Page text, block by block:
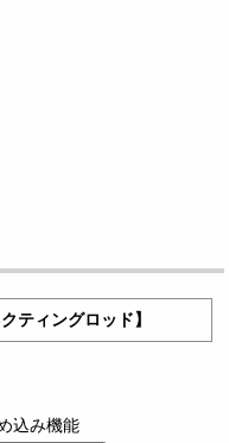
ティングロッド】
込み機能